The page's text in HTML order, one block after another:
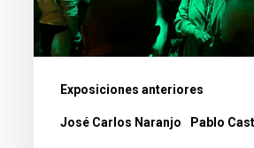
Exposiciones anteriores
José Carlos Naranjo Pablo